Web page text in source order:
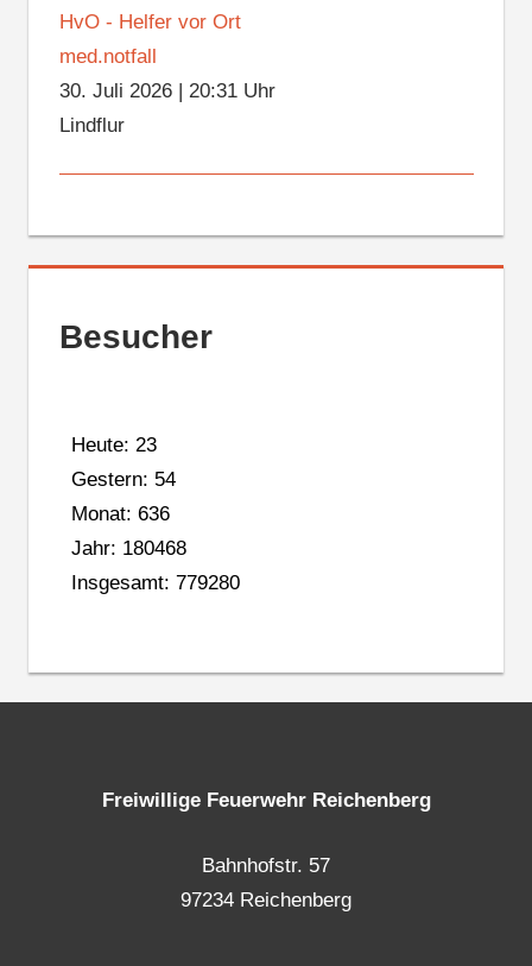
HvO - Helfer vor Ort
med.notfall
30. Juli 2026| 20:31 Uhr
Lindflur
Besucher
Heute: 23
Gestern: 54
Monat: 636
Jahr: 180468
Insgesamt: 779280
Freiwillige Feuerwehr Reichenberg
Bahnhofstr. 57
97234 Reichenberg